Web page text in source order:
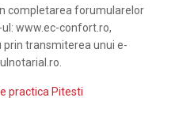
completarea forumularelor
www.ec-confort.ro,
transmiterea unui e-
practica Pitesti